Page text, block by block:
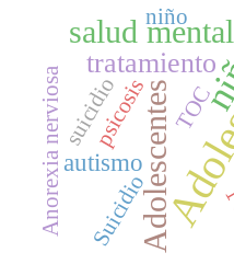
Adolescentes
salud mental
tratamiento
autismo
TOC
psicosis
suicidio
niño
Anorexia nerviosa Suicidio